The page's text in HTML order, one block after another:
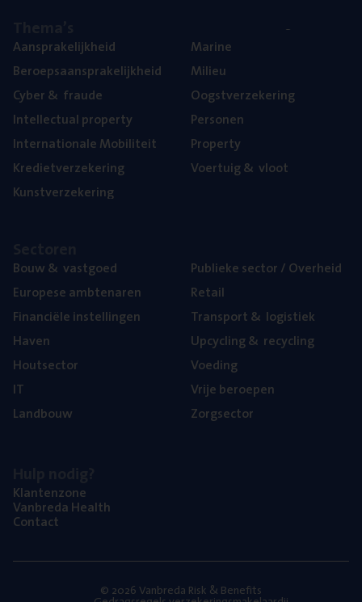
Aan­spra­ke­lijk­heid
Beroeps­aan­spra­ke­lijk­heid
Cyber& fraude
Intel­lec­tu­al property
Inter­na­ti­o­na­le Mobiliteit
Kre­diet­ver­ze­ke­ring
Kunst­ver­ze­ke­ring
Mari­ne
Mili­eu
Oogst­ver­ze­ke­ring
Per­so­nen
Pro­per­ty
Voer­tuig& vloot
Bouw& vastgoed
Euro­pe­se ambtenaren
Finan­ci­ë­le instellingen
Haven
Hout­sec­tor
IT
Land­bouw
Publie­ke sec­tor / Overheid
Retail
Trans­port& logistiek
Upcy­cling& recycling
Voe­ding
Vrije beroe­pen
Zorg­sec­tor
Klan­ten­zo­ne
Van­b­re­da Health
Con­tact
© 2026 Vanbreda Risk & Benefits